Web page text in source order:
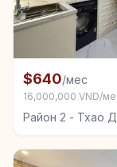
Комната в
$640/мес
16,000,000 VND/
Район 2 - Тхао